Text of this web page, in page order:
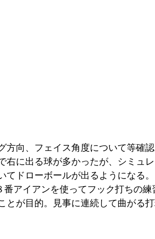
方向、フェイス角度について等確
右に出る球が多かったが、シミュ
ドローボールが出るようになる。
アイアンを使ってフック打ちの練
が目的。見事に連続して曲がる